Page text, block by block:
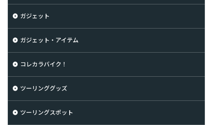
ガジェット
ガジェット・アイテム
コレカラバイク！
ツーリンググッズ
ツーリングスポット